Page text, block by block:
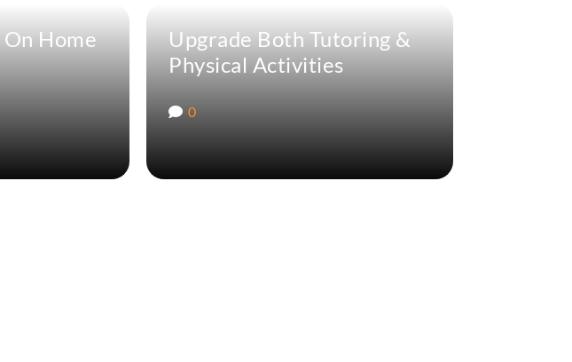
Home
Upgrade Both Tutoring &
Physical Activities
0